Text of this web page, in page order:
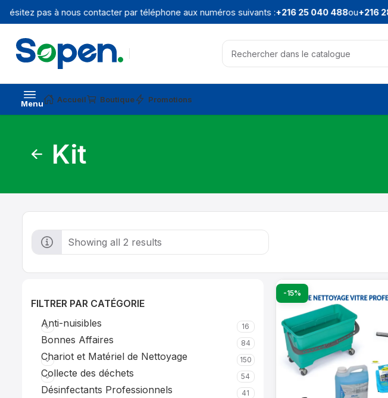
pas à nous contacter par téléphone aux numéros suivants :+216 25 040 488ou+216
Menu Accueil Boutique Promotions
Kit
Showing all 2 results
FILTRER PAR CATÉGORIE
Anti-nuisibles
16
Bonnes Affaires 84
Chariot et Matériel de Nettoyage 150
Collecte des déchets 54
Désinfectants Professionnels 41
-15%